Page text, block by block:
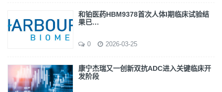
和铂医药HBM9378首次人体I期临床试验结
果已…
0 2026-03-25
康宁杰瑞又一创新双抗ADC进入关键临床开
发阶段